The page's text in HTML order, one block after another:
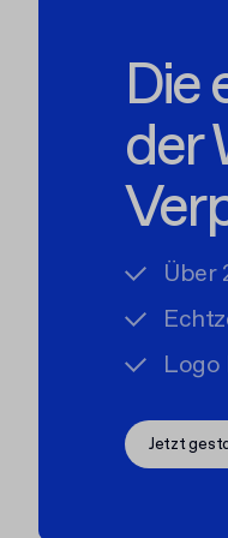
Die
der
Über
Logo
Jetzt